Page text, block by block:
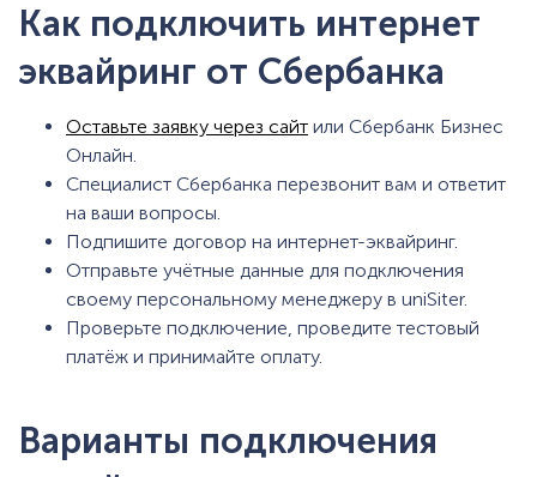
Как подключить интернет
эквайринг от Сбербанка
Оставьте заявку через сайт или Сбербанк Бизнес
Онлайн.
Специалист Сбербанка перезвонит вам и ответит
на ваши вопросы.
Подпишите договор на интернет-эквайринг.
Отправьте учётные данные для подключения
своему персональному менеджеру в uniSiter.
Проверьте подключение, проведите тестовый
платёж и принимайте оплату.
Варианты подключения